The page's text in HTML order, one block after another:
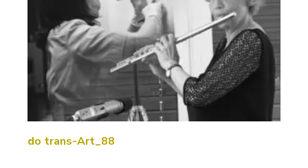
do trans-Art_88